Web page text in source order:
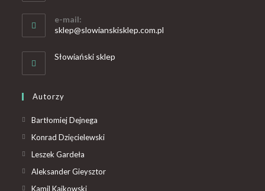
e-mail:
sklep@slowianskisklep.com.pl
Słowiański sklep
Autorzy
Bartłomiej Dejnega
Konrad Dzięcielewski
Leszek Gardeła
Aleksander Gieysztor
Kamil Kajkowski